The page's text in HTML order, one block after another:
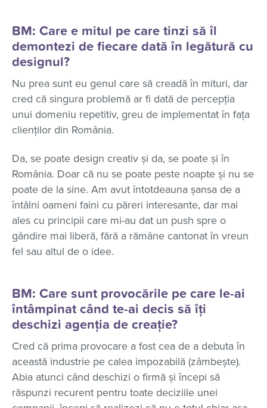
BM: Care e mitul pe care tinzi să îl
demontezi de fiecare dată în legătură cu
designul?
Nu prea sunt eu genul care să creadă în mituri, dar
cred că singura problemă ar fi dată de percepția
unui domeniu repetitiv, greu de implementat în fața
clienților din România.
Da, se poate design creativ și da, se poate și în
România. Doar că nu se poate peste noapte și nu se
poate de la sine. Am avut întotdeauna șansa de a
întâlni oameni faini cu păreri interesante, dar mai
ales cu principii care mi-au dat un push spre o
gândire mai liberă, fără a rămâne cantonat în vreun
fel sau altul de o idee.
BM: Care sunt provocările pe care le-ai
întâmpinat când te-ai decis să îți
deschizi agenția de creație?
Cred că prima provocare a fost cea de a debuta în
această industrie pe calea impozabilă (zâmbește).
Abia atunci când deschizi o firmă și începi să
răspunzi recurent pentru toate deciziile unei